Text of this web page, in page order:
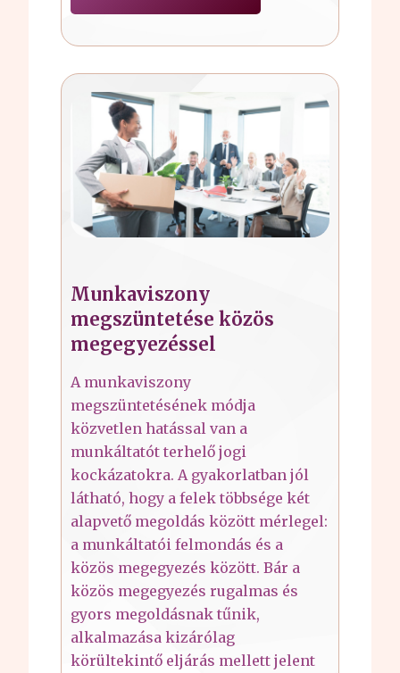
Munkaviszony
megszüntetése közös
megegyezéssel
A munkaviszony
megszüntetésének módja
közvetlen hatással van a
munkáltatót terhelő jogi
kockázatokra. A gyakorlatban jól
látható, hogy a felek többsége két
alapvető megoldás között mérlegel:
a munkáltatói felmondás és a
közös megegyezés között. Bár a
közös megegyezés rugalmas és
gyors megoldásnak tűnik,
alkalmazása kizárólag
körültekintő eljárás mellett jelent